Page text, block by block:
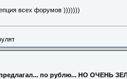
всех форумов )))))))
предлагал... по рублю... НО ОЧЕНЬ